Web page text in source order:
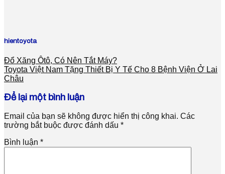
hientoyota
Đổ Xăng Ôtô, Có Nên Tắt Máy?
Toyota Việt Nam Tặng Thiết Bị Y Tế Cho 8 Bệnh Viện Ở Lai
Châu
Để lại một bình luận
Email của bạn sẽ không được hiển thị công khai. Các
trường bắt buộc được đánh dấu *
Bình luận *